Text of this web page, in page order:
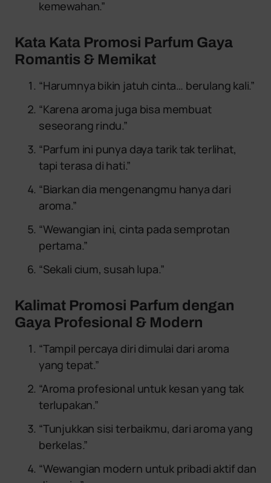
kemewahan.”
Kata Kata Promosi Parfum Gaya
Romantis & Memikat
“Harumnya bikin jatuh cinta… berulang kali.”
“Karena aroma juga bisa membuat
seseorang rindu.”
“Parfum ini punya daya tarik tak terlihat,
tapi terasa di hati.”
“Biarkan dia mengenangmu hanya dari
aroma.”
“Wewangian ini, cinta pada semprotan
pertama.”
“Sekali cium, susah lupa.”
Kalimat Promosi Parfum dengan
Gaya Profesional & Modern
“Tampil percaya diri dimulai dari aroma
yang tepat.”
“Aroma profesional untuk kesan yang tak
terlupakan.”
“Tunjukkan sisi terbaikmu, dari aroma yang
berkelas.”
“Wewangian modern untuk pribadi aktif dan